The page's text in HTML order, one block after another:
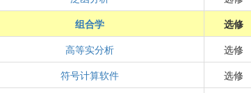
组合学 选修
高等实分析 选修
符号计算软件 选修